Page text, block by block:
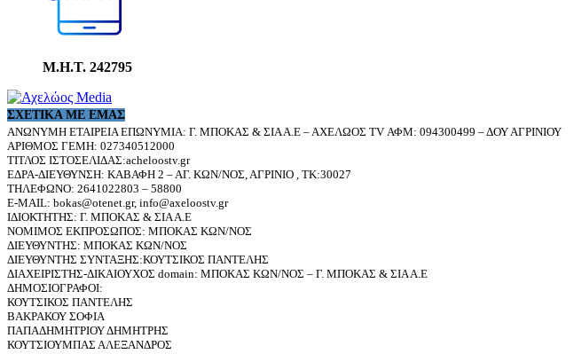
Μ.Η.Τ. 242795
ΣΧΕΤΙΚΆ ΜΕ ΕΜΆΣ
ΑΝΩΝΥΜΗ ΕΤΑΙΡΕΙΑ ΕΠΩΝΥΜΙΑ: Γ. ΜΠΟΚΑΣ & ΣΙΑ Α.Ε – ΑΧΕΛΩΟΣ TV ΑΦΜ: 094300499 – ΔΟΥ ΑΓΡΙΝΙΟΥ
ΑΡΙΘΜΟΣ ΓΕΜΗ: 027340512000
ΤΙΤΛΟΣ ΙΣΤΟΣΕΛΙΔΑΣ:acheloostv.gr
ΕΔΡΑ-ΔΙΕΥΘΥΝΣΗ: ΚΑΒΑΦΗ 2 – ΑΓ. ΚΩΝ/ΝΟΣ, ΑΓΡΙΝΙΟ , ΤΚ:30027
ΤΗΛΕΦΩΝΟ: 2641022803 – 58800
E-MAIL: bokas@otenet.gr, info@axeloostv.gr
ΙΔΙΟΚΤΗΤΗΣ: Γ. ΜΠΟΚΑΣ & ΣΙΑ Α.Ε
ΝΟΜΙΜΟΣ ΕΚΠΡΟΣΩΠΟΣ: ΜΠΟΚΑΣ ΚΩΝ/ΝΟΣ
ΔΙΕΥΘΥΝΤΗΣ: ΜΠΟΚΑΣ ΚΩΝ/ΝΟΣ
ΔΙΕΥΘΥΝΤΗΣ ΣΥΝΤΑΞΗΣ:ΚΟΥΤΣΙΚΟΣ ΠΑΝΤΕΛΗΣ
ΔΙΑΧΕΙΡΙΣΤΗΣ-ΔΙΚΑΙΟΥΧΟΣ domain: ΜΠΟΚΑΣ ΚΩΝ/ΝΟΣ – Γ. ΜΠΟΚΑΣ & ΣΙΑ Α.Ε
ΔΗΜΟΣΙΟΓΡΑΦΟΙ:
ΚΟΥΤΣΙΚΟΣ ΠΑΝΤΕΛΗΣ
ΒΑΚΡΑΚΟΥ ΣΟΦΙΑ
ΠΑΠΑΔΗΜΗΤΡΙΟΥ ΔΗΜΗΤΡΗΣ
ΚΟΥΤΣΙΟΥΜΠΑΣ ΑΛΕΞΑΝΔΡΟΣ